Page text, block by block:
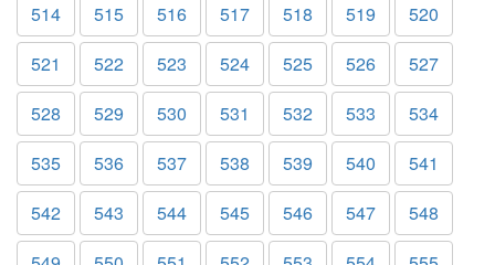
514
515 516 517 518 519
520
521
522 523 524 525 526
527
528
529 530 531 532 533
534
535
536 537 538 539 540
541
542
543 544 545 546 547
548